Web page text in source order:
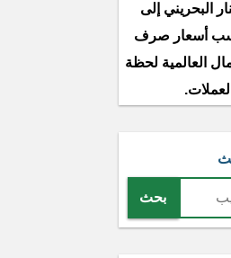
البحريني إلى
حسب أسعار صرف
العالمية لحظة
بحث